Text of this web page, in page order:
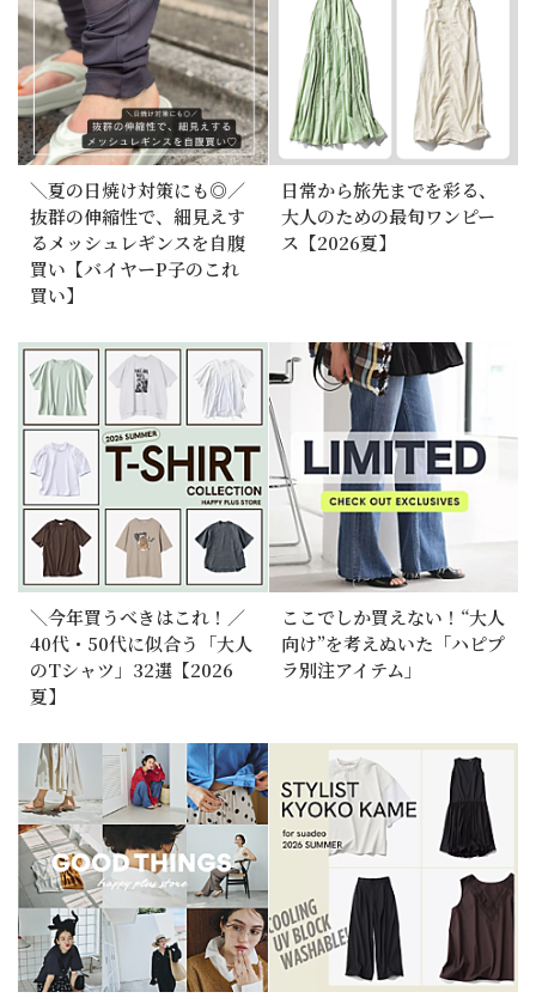
＼夏の日焼け対策にも◎／
抜群の伸縮性で、細見えす
るメッシュレギンスを自腹
買い【バイヤーP子のこれ
買い】
日常から旅先までを彩る、
大人のための最旬ワンピー
ス【2026夏】
＼今年買うべきはこれ！／
40代・50代に似合う「大人
のTシャツ」32選【2026
夏】
ここでしか買えない！“大人
向け”を考えぬいた「ハピプ
ラ別注アイテム」